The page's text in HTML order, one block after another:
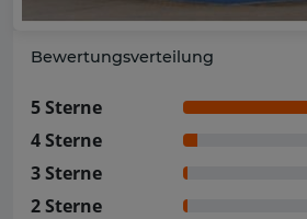
Bewertungsverteilung
5 Sterne
4 Sterne
3 Sterne
2 Sterne